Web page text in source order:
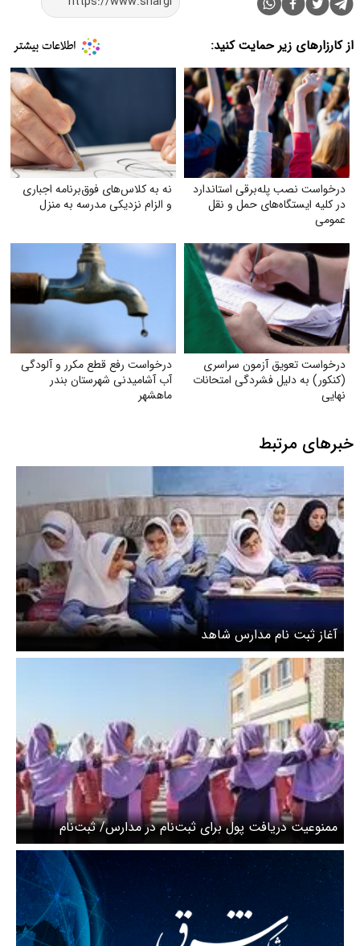
از کارزارهای زیر حمایت کنید:
درخواست نصب پله‌برقی استاندارد
در کلیه ایستگاه‌های حمل‌ و نقل
عمومی
نه به کلاس‌های فوق‌برنامه اجباری
و الزام نزدیکی مدرسه به منزل
درخواست تعویق آزمون سراسری
(کنکور) به دلیل فشردگی امتحانات
نهایی
درخواست رفع قطع مکرر و آلودگی
آب آشامیدنی شهرستان بندر
ماهشهر
خبرهای مرتبط
آغاز ثبت نام مدارس شاهد
ممنوعیت دریافت پول برای ثبت‌نام در مدارس/ ثبت‌نام
دانش‌آموزان براساس محدوده جغرافیایی